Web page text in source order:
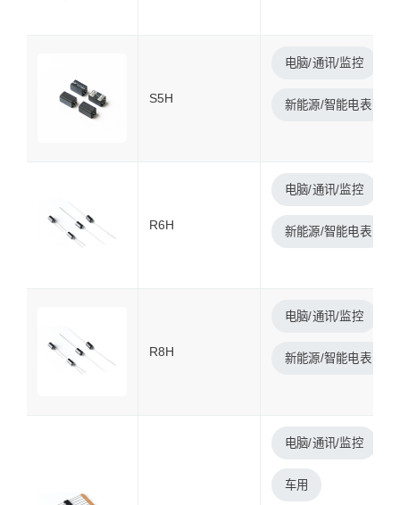
S5H
电脑/通讯/监控
新能源/智能电表
R6H
电脑/通讯/监控
新能源/智能电表
R8H
电脑/通讯/监控
新能源/智能电表
电脑/通讯/监控
车用